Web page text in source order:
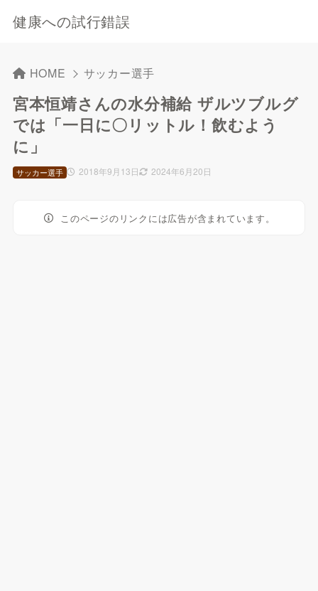
健康への試行錯誤
HOME サッカー選手
宮本恒靖さんの水分補給 ザルツブルグ
では「一日に〇リットル！飲むよう
に」
2018年9月13日 2024年6月20日
サッカー選手
このページのリンクには広告が含まれています。